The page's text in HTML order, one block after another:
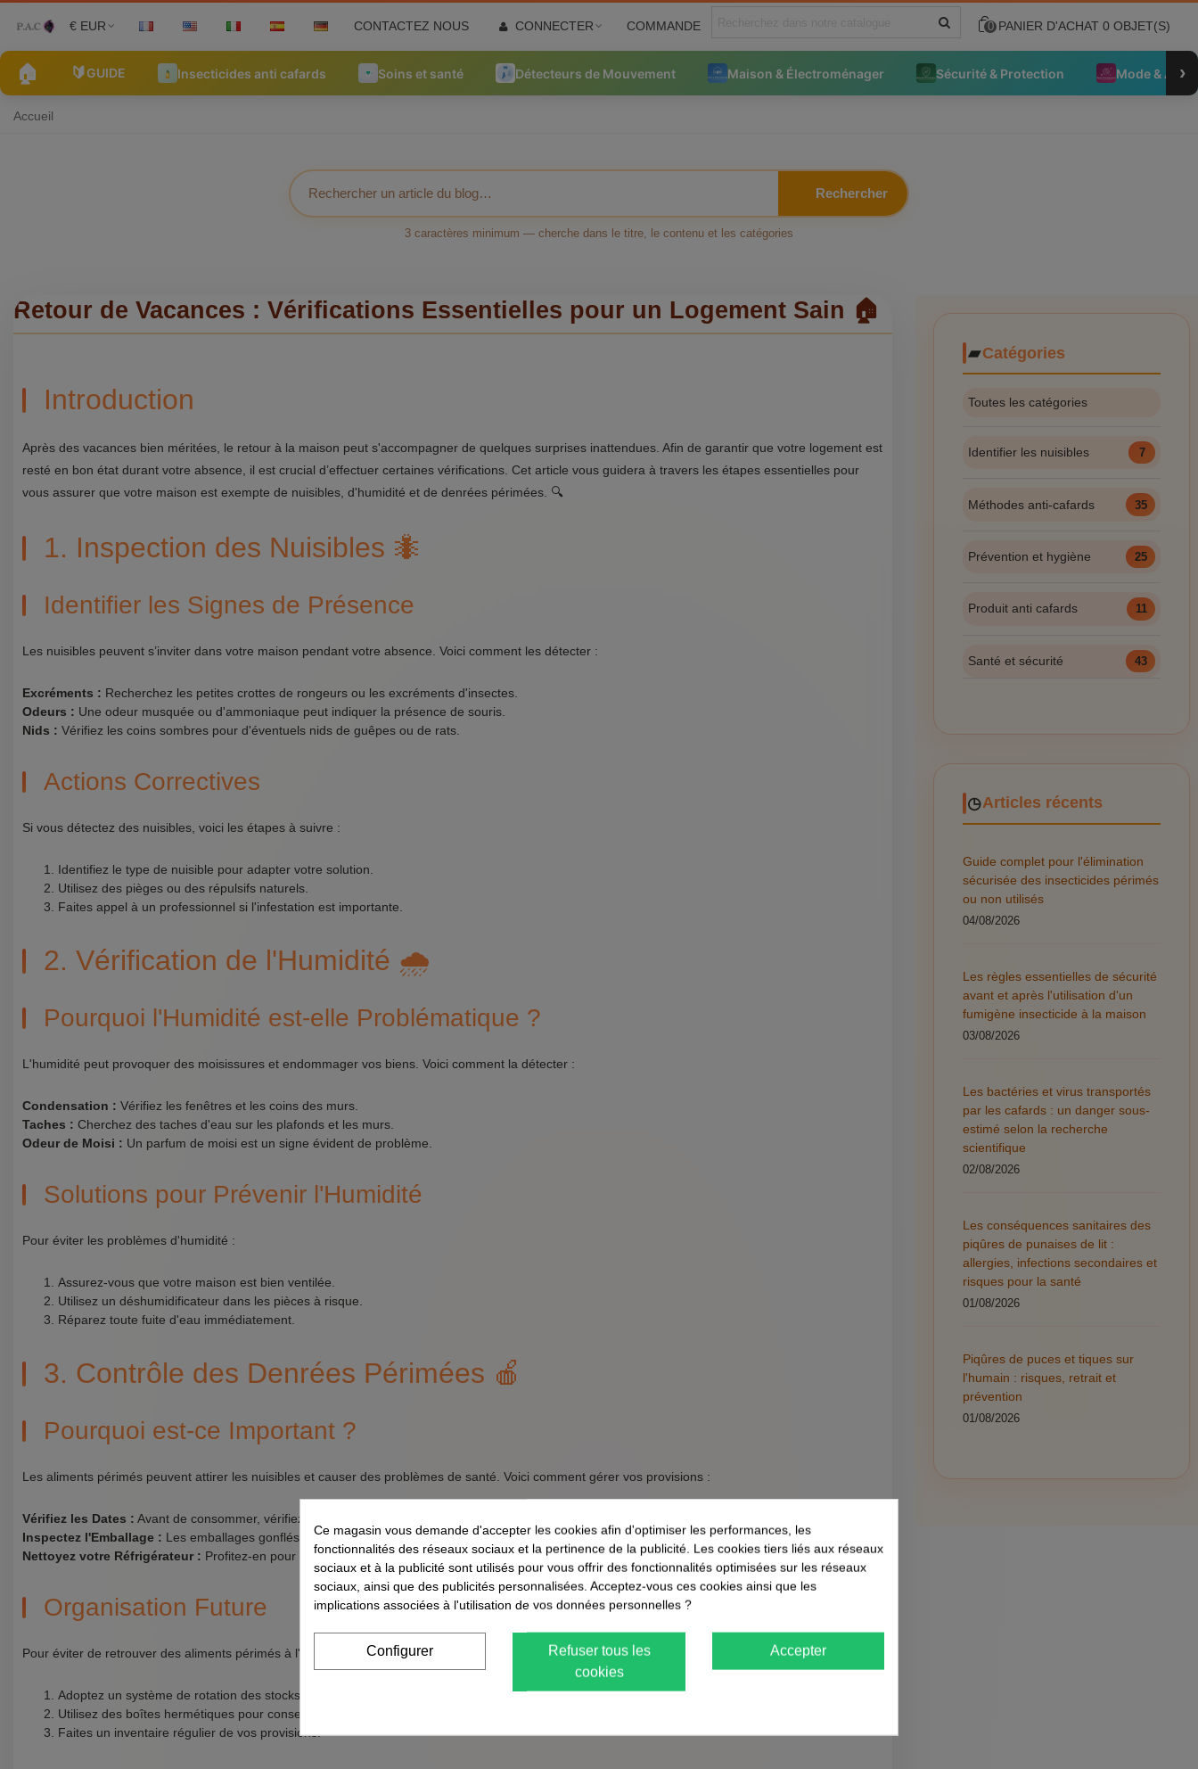
€ EUR CONTACTEZ NOUS CONNECTER COMMANDE 0 PANIER D'ACHAT 0 OBJET(S)
🏠 🔰GUIDE Insecticides anti cafards Soins et santé Détecteurs de Mouvement Maison & Électroménager Sécurité & Protection Mode & ›
Accueil
Rechercher
3 caractères minimum — cherche dans le titre, le contenu et les catégories
Retour de Vacances : Vérifications Essentielles pour un Logement Sain 🏠
Introduction
Après des vacances bien méritées, le retour à la maison peut s'accompagner de quelques surprises inattendues. Afin de garantir que votre logement est
resté en bon état durant votre absence, il est crucial d’effectuer certaines vérifications. Cet article vous guidera à travers les étapes essentielles pour
vous assurer que votre maison est exempte de nuisibles, d'humidité et de denrées périmées. 🔍
1. Inspection des Nuisibles 🐜
Identifier les Signes de Présence
Les nuisibles peuvent s’inviter dans votre maison pendant votre absence. Voici comment les détecter :
Excréments : Recherchez les petites crottes de rongeurs ou les excréments d'insectes.
Odeurs : Une odeur musquée ou d'ammoniaque peut indiquer la présence de souris.
Nids : Vérifiez les coins sombres pour d'éventuels nids de guêpes ou de rats.
Actions Correctives
Si vous détectez des nuisibles, voici les étapes à suivre :
Identifiez le type de nuisible pour adapter votre solution.
Utilisez des pièges ou des répulsifs naturels.
Faites appel à un professionnel si l'infestation est importante.
2. Vérification de l'Humidité 🌧️
Pourquoi l'Humidité est-elle Problématique ?
L'humidité peut provoquer des moisissures et endommager vos biens. Voici comment la détecter :
Condensation : Vérifiez les fenêtres et les coins des murs.
Taches : Cherchez des taches d'eau sur les plafonds et les murs.
Odeur de Moisi : Un parfum de moisi est un signe évident de problème.
Solutions pour Prévenir l'Humidité
Pour éviter les problèmes d'humidité :
Assurez-vous que votre maison est bien ventilée.
Utilisez un déshumidificateur dans les pièces à risque.
Réparez toute fuite d'eau immédiatement.
3. Contrôle des Denrées Périmées 🍎
Pourquoi est-ce Important ?
Les aliments périmés peuvent attirer les nuisibles et causer des problèmes de santé. Voici comment gérer vos provisions :
Vérifiez les Dates : Avant de consommer, vérifiez les dates de péremption.
Inspectez l'Emballage : Les emballages gonflés ou endommagés doivent être jetés.
Nettoyez votre Réfrigérateur : Profitez-en pour nettoyer et désinfecter votre réfrigérateur.
Organisation Future
Pour éviter de retrouver des aliments périmés à l'avenir :
Adoptez un système de rotation des stocks : premier entré, premier sorti.
Utilisez des boîtes hermétiques pour conserver les aliments secs.
Faites un inventaire régulier de vos provisions.
Catégories
Toutes les catégories
Identifier les nuisibles 7
Méthodes anti-cafards 35
Prévention et hygiène 25
Produit anti cafards 11
Santé et sécurité 43
Articles récents
Guide complet pour l'élimination
sécurisée des insecticides périmés
ou non utilisés
04/08/2026
Les règles essentielles de sécurité
avant et après l'utilisation d'un
fumigène insecticide à la maison
03/08/2026
Les bactéries et virus transportés
par les cafards : un danger sous-
estimé selon la recherche
scientifique
02/08/2026
Les conséquences sanitaires des
piqûres de punaises de lit :
allergies, infections secondaires et
risques pour la santé
01/08/2026
Piqûres de puces et tiques sur
l'humain : risques, retrait et
prévention
01/08/2026
Ce magasin vous demande d'accepter les cookies afin d'optimiser les performances, les
fonctionnalités des réseaux sociaux et la pertinence de la publicité. Les cookies tiers liés aux réseaux
sociaux et à la publicité sont utilisés pour vous offrir des fonctionnalités optimisées sur les réseaux
sociaux, ainsi que des publicités personnalisées. Acceptez-vous ces cookies ainsi que les
implications associées à l'utilisation de vos données personnelles ?
Accepter
Refuser tous les
cookies
Configurer